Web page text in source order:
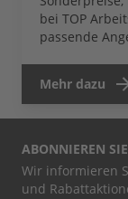
bei TOP
passende
Mehr dazu
ABONNIEREN
Wir informieren
und